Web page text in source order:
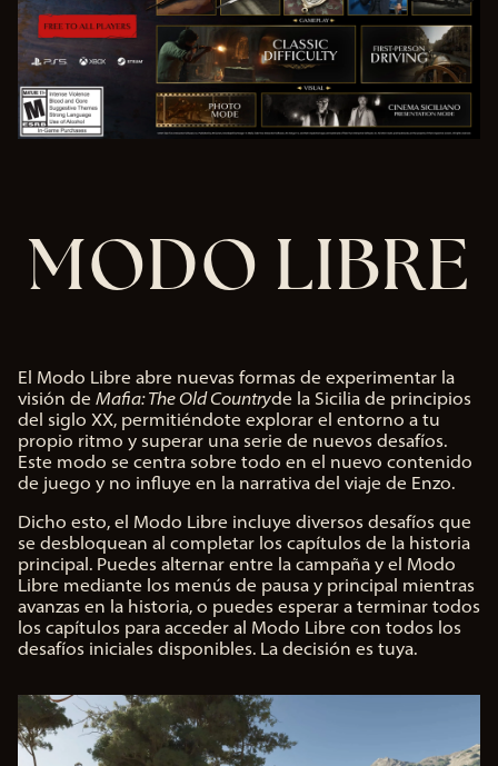
You
Tub
ey
la
a
de
dat
vid
ore
s
de
Go
ogl
e.
MODO LIBRE
El Modo Libre abre nuevas formas de experimentar la
visión de Mafia: The Old Countryde la Sicilia de principios
del siglo XX, permitiéndote explorar el entorno a tu
propio ritmo y superar una serie de nuevos desafíos.
Este modo se centra sobre todo en el nuevo contenido
de juego y no influye en la narrativa del viaje de Enzo.
Dicho esto, el Modo Libre incluye diversos desafíos que
se desbloquean al completar los capítulos de la historia
principal. Puedes alternar entre la campaña y el Modo
Libre mediante los menús de pausa y principal mientras
avanzas en la historia, o puedes esperar a terminar todos
los capítulos para acceder al Modo Libre con todos los
desafíos iniciales disponibles. La decisión es tuya.